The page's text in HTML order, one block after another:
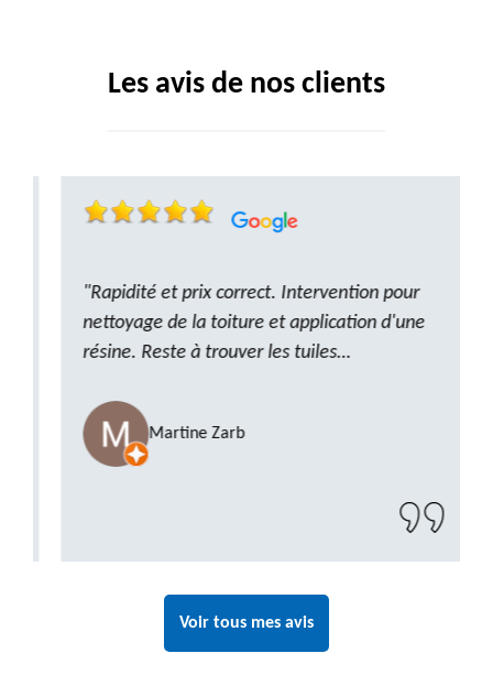
Les avis de nos clients
"Rapidité et prix correct. Intervention pour
nettoyage de la toiture et application d'une
résine. Reste à trouver les tuiles
compter sur M. GOT. Très content de la
prestation, a recommander sans problème"
Martine Zarb
Voir tous mes avis